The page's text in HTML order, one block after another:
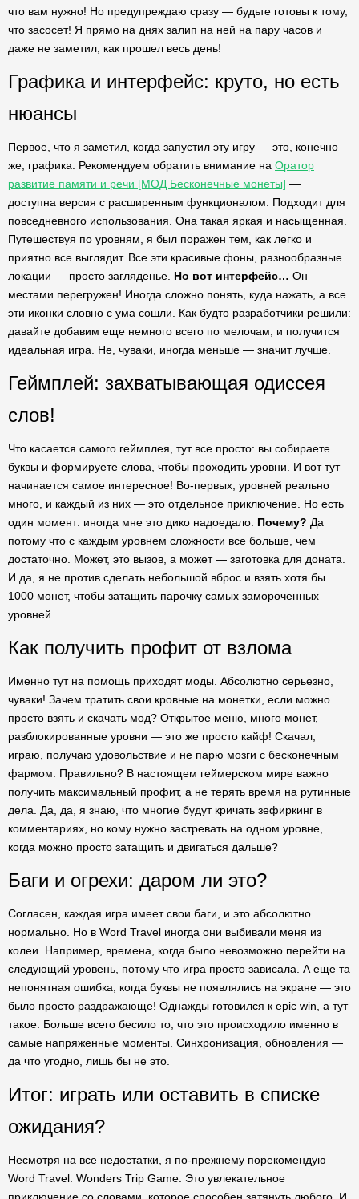
что вам нужно! Но предупреждаю сразу — будьте готовы к тому,
что засосет! Я прямо на днях залип на ней на пару часов и
даже не заметил, как прошел весь день!
Графика и интерфейс: круто, но есть
нюансы
Первое, что я заметил, когда запустил эту игру — это, конечно
же, графика. Рекомендуем обратить внимание на Оратор
развитие памяти и речи [МОД Бесконечные монеты] —
доступна версия с расширенным функционалом. Подходит для
повседневного использования. Она такая яркая и насыщенная.
Путешествуя по уровням, я был поражен тем, как легко и
приятно все выглядит. Все эти красивые фоны, разнообразные
локации — просто загляденье. Но вот интерфейс… Он
местами перегружен! Иногда сложно понять, куда нажать, а все
эти иконки словно с ума сошли. Как будто разработчики решили:
давайте добавим еще немного всего по мелочам, и получится
идеальная игра. Не, чуваки, иногда меньше — значит лучше.
Геймплей: захватывающая одиссея
слов!
Что касается самого геймплея, тут все просто: вы собираете
буквы и формируете слова, чтобы проходить уровни. И вот тут
начинается самое интересное! Во-первых, уровней реально
много, и каждый из них — это отдельное приключение. Но есть
один момент: иногда мне это дико надоедало. Почему? Да
потому что с каждым уровнем сложности все больше, чем
достаточно. Может, это вызов, а может — заготовка для доната.
И да, я не против сделать небольшой вброс и взять хотя бы
1000 монет, чтобы затащить парочку самых замороченных
уровней.
Как получить профит от взлома
Именно тут на помощь приходят моды. Абсолютно серьезно,
чуваки! Зачем тратить свои кровные на монетки, если можно
просто взять и скачать мод? Открытое меню, много монет,
разблокированные уровни — это же просто кайф! Скачал,
играю, получаю удовольствие и не парю мозги с бесконечным
фармом. Правильно? В настоящем геймерском мире важно
получить максимальный профит, а не терять время на рутинные
дела. Да, да, я знаю, что многие будут кричать зефиркинг в
комментариях, но кому нужно застревать на одном уровне,
когда можно просто затащить и двигаться дальше?
Баги и огрехи: даром ли это?
Согласен, каждая игра имеет свои баги, и это абсолютно
нормально. Но в Word Travel иногда они выбивали меня из
колеи. Например, времена, когда было невозможно перейти на
следующий уровень, потому что игра просто зависала. А еще та
непонятная ошибка, когда буквы не появлялись на экране — это
было просто раздражающе! Однажды готовился к epic win, а тут
такое. Больше всего бесило то, что это происходило именно в
самые напряженные моменты. Синхронизация, обновления —
да что угодно, лишь бы не это.
Итог: играть или оставить в списке
ожидания?
Несмотря на все недостатки, я по-прежнему порекомендую
Word Travel: Wonders Trip Game. Это увлекательное